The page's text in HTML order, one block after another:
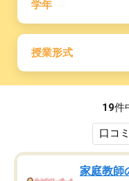
学年
授業形式
19件
家庭教師